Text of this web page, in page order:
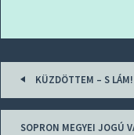
Post
navigation
KÜZDÖTTEM – S
SOPRON MEGYEI JOGÚ